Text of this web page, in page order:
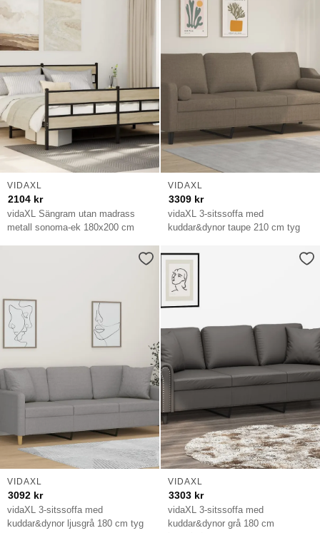
vidaXL Sängram utan madrass
metall sonoma-ek 180x200 cm
VIDAXL
2104 kr
vidaXL 3-sitssoffa med
kuddar&dynor taupe 210 cm tyg
VIDAXL
3309 kr
vidaXL 3-sitssoffa med
kuddar&dynor ljusgrå 180 cm tyg
VIDAXL
3092 kr
vidaXL 3-sitssoffa med
kuddar&dynor grå 180 cm
VIDAXL
3303 kr